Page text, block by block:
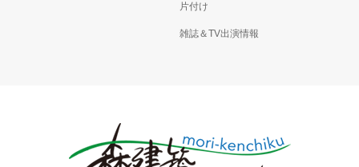
片付け
雑誌＆TV出演情報